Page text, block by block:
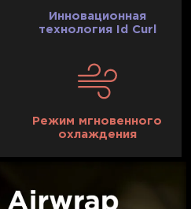
Инновационная
технология Id Curl
Режим мгновенного
охлаждения